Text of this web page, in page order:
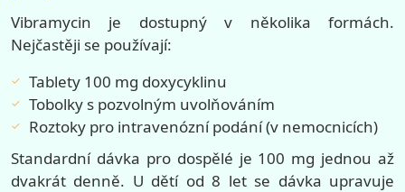
Vibramycin je dostupný v několika formách.
Nejčastěji se používají:
Tablety 100 mg doxycyklinu
Tobolky s pozvolným uvolňováním
Roztoky pro intravenózní podání (v nemocnicích)
Standardní dávka pro dospělé je 100 mg jednou až
dvakrát denně. U dětí od 8 let se dávka upravuje